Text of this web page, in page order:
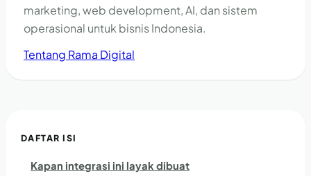
marketing, web development, AI, dan sistem
operasional untuk bisnis Indonesia.
Tentang Rama Digital
DAFTAR ISI
Kapan integrasi ini layak dibuat